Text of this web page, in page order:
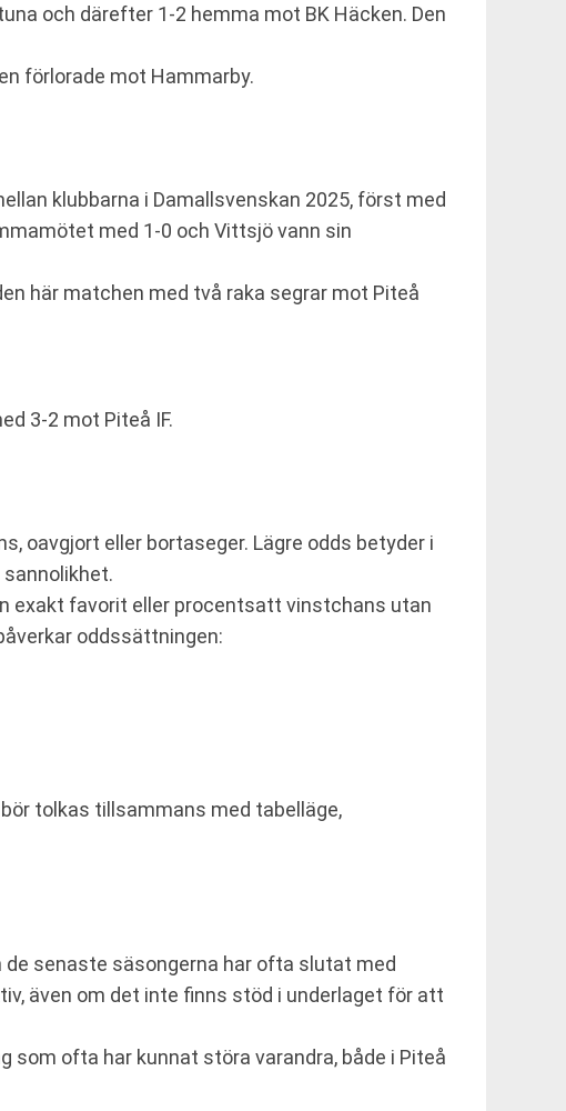
och därefter 1-2 hemma mot BK Häcken. Den
förlorade mot Hammarby.
klubbarna i Damallsvenskan 2025, först med
med 1-0 och Vittsjö vann sin
här matchen med två raka segrar mot Piteå
3-2 mot Piteå IF.
oavgjort eller bortaseger. Lägre odds betyder i
exakt favorit eller procentsatt vinstchans utan
oddssättningen:
tolkas tillsammans med tabelläge,
de senaste säsongerna har ofta slutat med
även om det inte finns stöd i underlaget för att
ofta har kunnat störa varandra, både i Piteå